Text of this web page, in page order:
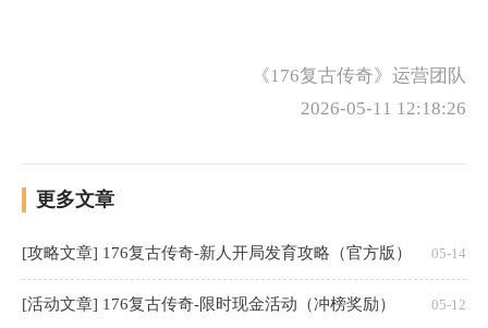
《176复古传奇》运营团队
2026-05-11 12:18:26
更多文章
[攻略文章] 176复古传奇-新人开局发育攻略（官方版） 05-14
[活动文章] 176复古传奇-限时现金活动（冲榜奖励） 05-12